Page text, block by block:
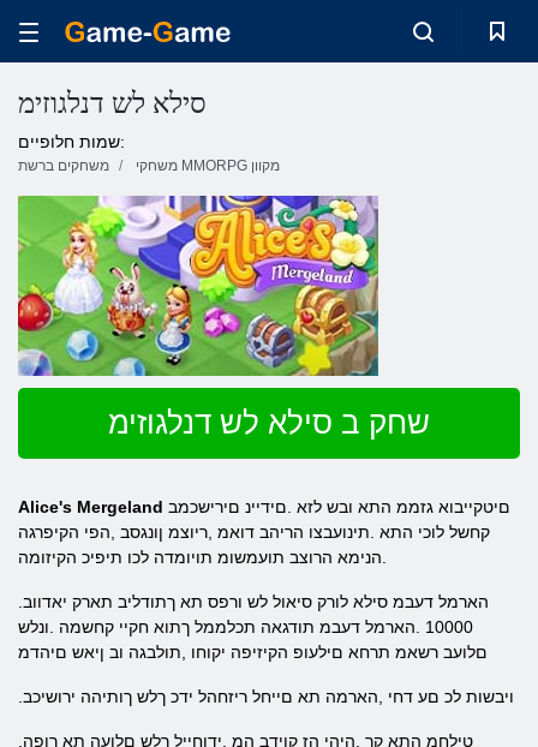
סילא לש דנלגוזימ
שמות חלופיים:
משחקים ברשת משחקי MMORPG מקוון
שחק ב סילא לש דנלגוזימ
Alice's Mergeland
קחשל לוכי התא .תינועבצו הריהב דואמ ,ריוצמ ןונגסב ,הפי הקיפרגה
.הנימא הרוצב תועמשומ תויומדה לכו תיפיכ הקיזומה
10000 .הארמל דעבמ תודגאה תכלממל ךתוא חקיי קחשמה .ונלש
םלועב רשאמ תרחא םילעופ הקיזיפה יקוחו ,תולבגה וב ןיאש םיהדמ
.ויבשות לכ םע דחי ,הארמה תא םייחל ריזחהל ידכ ךלש ךותיהה ירושיכב